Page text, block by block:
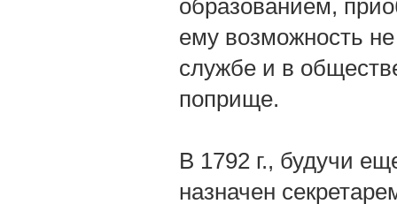
образованием,
ему возможность
службе и в
поприще.
В 1792 г., будучи
назначен